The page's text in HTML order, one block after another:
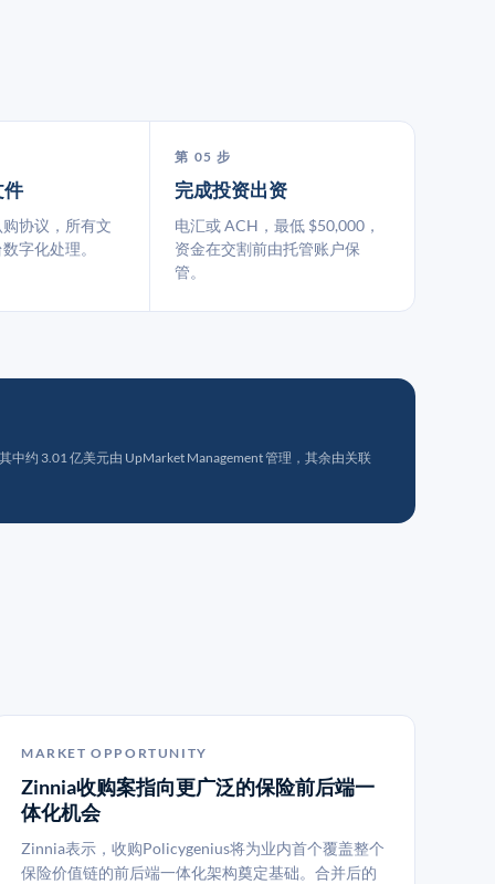
件
协议，所有文
字化处理。
第 05 步
完成投资出资
电汇或 ACH，最低 $50,000，
资金在交割前由托管账户保
管。
中约 3.01 亿美元由 UpMarket Management 管理，其余由关联
MARKET OPPORTUNITY
Zinnia收购案指向更广泛的保险前后端一
体化机会
Zinnia表示，收购Policygenius将为业内首个覆盖整个
保险价值链的前后端一体化架构奠定基础。合并后的